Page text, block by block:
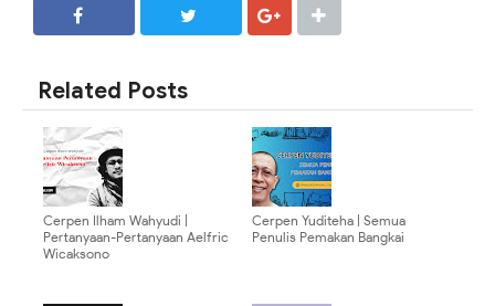
Related Posts
Cerpen Ilham Wahyudi |
Pertanyaan-Pertanyaan Aelfric
Wicaksono
Cerpen Yuditeha | Semua
Penulis Pemakan Bangkai